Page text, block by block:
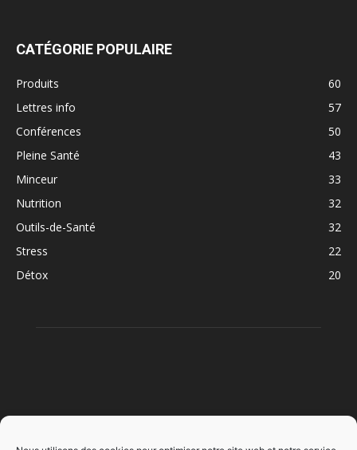
CATÉGORIE POPULAIRE
Produits
60
Lettres info
57
Conférences
50
Pleine Santé
43
Minceur
33
Nutrition
32
Outils-de-Santé
32
Stress
22
Détox
20